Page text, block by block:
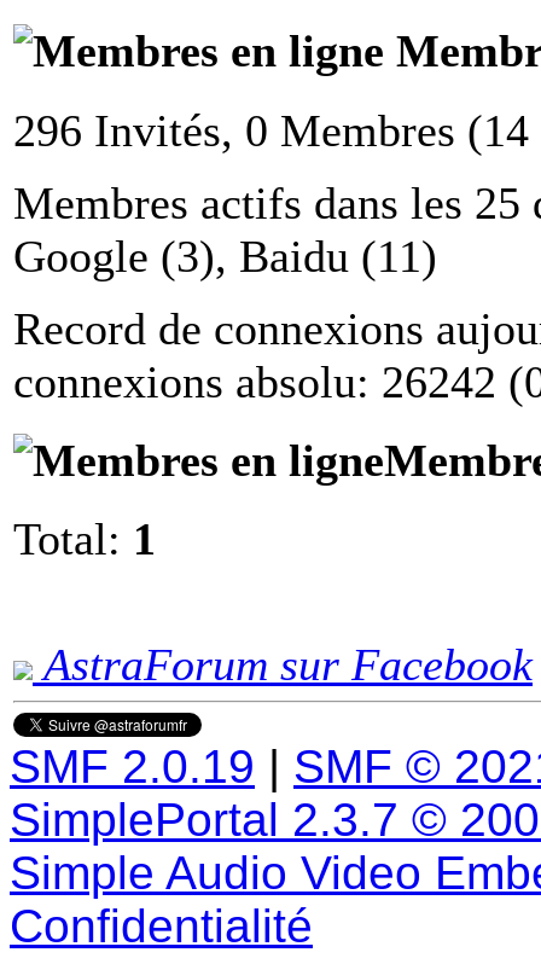
296 Invités, 0 Membres (14
Membres actifs dans les 25
Google (3), Baidu (11)
Record de connexions
connexions absolu: 26242
Total: 1
AstraForum sur Facebook
SMF 2.0.19 | SMF ©
SimplePortal 2.3.7 ©
Simple Audio Video
Confidentialité